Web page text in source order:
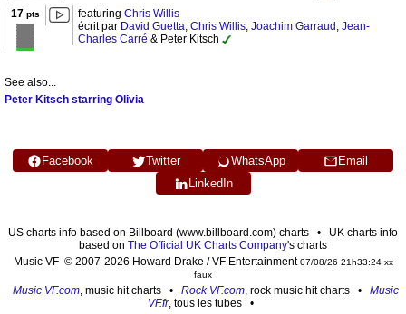
17 pts featuring Chris Willis
écrit par David Guetta, Chris Willis, Joachim Garraud, Jean-
Charles Carré & Peter Kitsch
See also...
Peter Kitsch starring Olivia
Facebook Twitter WhatsApp
Email
LinkedIn
US charts info based on Billboard (www.billboard.com) charts • UK charts info
based on The Official UK Charts Company's charts
Music VF © 2007-2026 Howard Drake / VF Entertainment07/08/26 21h33:24 xx
faux
Music VF.com, music hit charts • Rock VF.com, rock music hit charts • Music
VF.fr, tous les tubes •